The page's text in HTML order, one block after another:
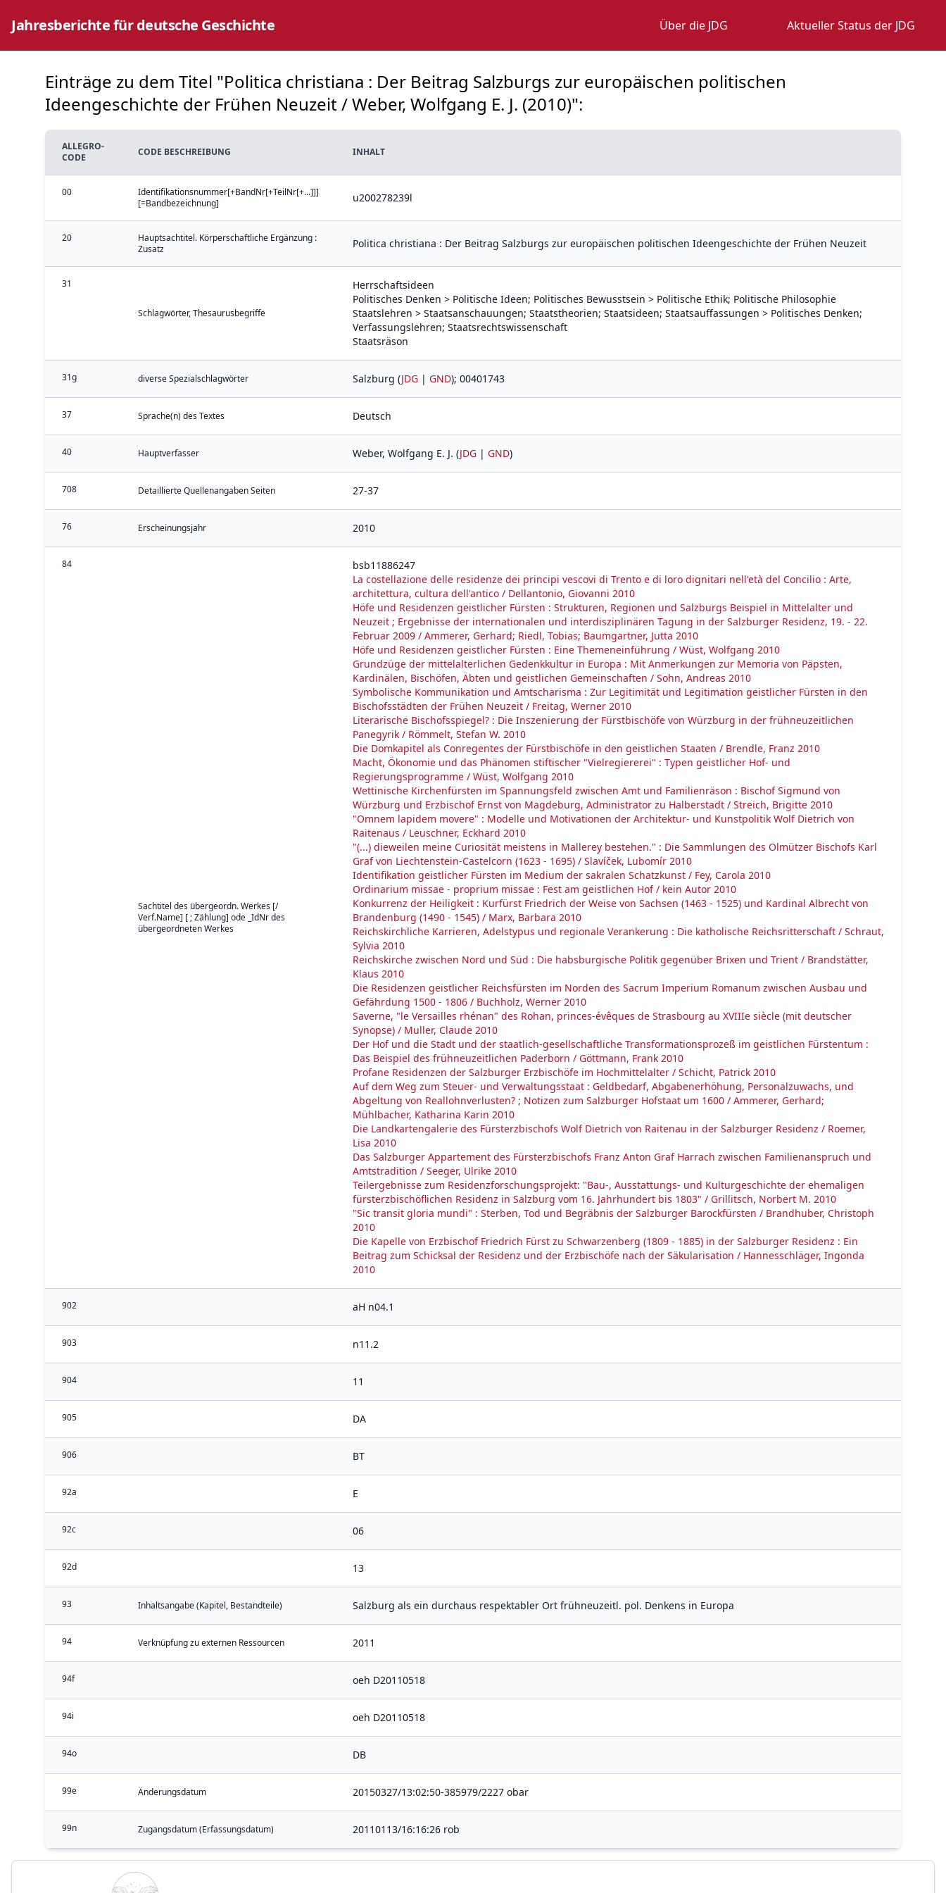
Jahresberichte für deutsche Geschichte Über die JDG Aktueller Status der JDG
Einträge zu dem Titel "Politica christiana : Der Beitrag Salzburgs zur europäischen politischen
Ideengeschichte der Frühen Neuzeit / Weber, Wolfgang E. J. (2010)":
ALLEGRO-
CODE
CODE BESCHREIBUNG INHALT
00
Identifikationsnummer[+BandNr[+TeilNr[+...]]]
[=Bandbezeichnung]
u200278239l
20
Hauptsachtitel. Körperschaftliche Ergänzung :
Zusatz
Politica christiana : Der Beitrag Salzburgs zur europäischen politischen Ideengeschichte der Frühen Neuzeit
31
Schlagwörter, Thesaurusbegriffe
Herrschaftsideen
Politisches Denken > Politische Ideen; Politisches Bewusstsein > Politische Ethik; Politische Philosophie
Staatslehren > Staatsanschauungen; Staatstheorien; Staatsideen; Staatsauffassungen > Politisches Denken;
Verfassungslehren; Staatsrechtswissenschaft
Staatsräson
31g diverse Spezialschlagwörter Salzburg (JDG | GND); 00401743
37 Sprache(n) des Textes Deutsch
40 Hauptverfasser Weber, Wolfgang E. J. (JDG | GND)
708 Detaillierte Quellenangaben Seiten 27-37
76 Erscheinungsjahr 2010
84
Sachtitel des übergeordn. Werkes [/
Verf.Name] [ ; Zählung] ode _IdNr des
übergeordneten Werkes
bsb11886247
La costellazione delle residenze dei principi vescovi di Trento e di loro dignitari nell'età del Concilio : Arte,
architettura, cultura dell'antico / Dellantonio, Giovanni 2010
Höfe und Residenzen geistlicher Fürsten : Strukturen, Regionen und Salzburgs Beispiel in Mittelalter und
Neuzeit ; Ergebnisse der internationalen und interdisziplinären Tagung in der Salzburger Residenz, 19. - 22.
Februar 2009 / Ammerer, Gerhard; Riedl, Tobias; Baumgartner, Jutta 2010
Höfe und Residenzen geistlicher Fürsten : Eine Themeneinführung / Wüst, Wolfgang 2010
Grundzüge der mittelalterlichen Gedenkkultur in Europa : Mit Anmerkungen zur Memoria von Päpsten,
Kardinälen, Bischöfen, Äbten und geistlichen Gemeinschaften / Sohn, Andreas 2010
Symbolische Kommunikation und Amtscharisma : Zur Legitimität und Legitimation geistlicher Fürsten in den
Bischofsstädten der Frühen Neuzeit / Freitag, Werner 2010
Literarische Bischofsspiegel? : Die Inszenierung der Fürstbischöfe von Würzburg in der frühneuzeitlichen
Panegyrik / Römmelt, Stefan W. 2010
Die Domkapitel als Conregentes der Fürstbischöfe in den geistlichen Staaten / Brendle, Franz 2010
Macht, Ökonomie und das Phänomen stiftischer "Vielregiererei" : Typen geistlicher Hof- und
Regierungsprogramme / Wüst, Wolfgang 2010
Wettinische Kirchenfürsten im Spannungsfeld zwischen Amt und Familienräson : Bischof Sigmund von
Würzburg und Erzbischof Ernst von Magdeburg, Administrator zu Halberstadt / Streich, Brigitte 2010
"Omnem lapidem movere" : Modelle und Motivationen der Architektur- und Kunstpolitik Wolf Dietrich von
Raitenaus / Leuschner, Eckhard 2010
"(...) dieweilen meine Curiosität meistens in Mallerey bestehen." : Die Sammlungen des Olmützer Bischofs Karl
Graf von Liechtenstein-Castelcorn (1623 - 1695) / Slavíček, Lubomír 2010
Identifikation geistlicher Fürsten im Medium der sakralen Schatzkunst / Fey, Carola 2010
Ordinarium missae - proprium missae : Fest am geistlichen Hof / kein Autor 2010
Konkurrenz der Heiligkeit : Kurfürst Friedrich der Weise von Sachsen (1463 - 1525) und Kardinal Albrecht von
Brandenburg (1490 - 1545) / Marx, Barbara 2010
Reichskirchliche Karrieren, Adelstypus und regionale Verankerung : Die katholische Reichsritterschaft / Schraut,
Sylvia 2010
Reichskirche zwischen Nord und Süd : Die habsburgische Politik gegenüber Brixen und Trient / Brandstätter,
Klaus 2010
Die Residenzen geistlicher Reichsfürsten im Norden des Sacrum Imperium Romanum zwischen Ausbau und
Gefährdung 1500 - 1806 / Buchholz, Werner 2010
Saverne, "le Versailles rhénan" des Rohan, princes-évêques de Strasbourg au XVIIIe siècle (mit deutscher
Synopse) / Muller, Claude 2010
Der Hof und die Stadt und der staatlich-gesellschaftliche Transformationsprozeß im geistlichen Fürstentum :
Das Beispiel des frühneuzeitlichen Paderborn / Göttmann, Frank 2010
Profane Residenzen der Salzburger Erzbischöfe im Hochmittelalter / Schicht, Patrick 2010
Auf dem Weg zum Steuer- und Verwaltungsstaat : Geldbedarf, Abgabenerhöhung, Personalzuwachs, und
Abgeltung von Reallohnverlusten? ; Notizen zum Salzburger Hofstaat um 1600 / Ammerer, Gerhard;
Mühlbacher, Katharina Karin 2010
Die Landkartengalerie des Fürsterzbischofs Wolf Dietrich von Raitenau in der Salzburger Residenz / Roemer,
Lisa 2010
Das Salzburger Appartement des Fürsterzbischofs Franz Anton Graf Harrach zwischen Familienanspruch und
Amtstradition / Seeger, Ulrike 2010
Teilergebnisse zum Residenzforschungsprojekt: "Bau-, Ausstattungs- und Kulturgeschichte der ehemaligen
fürsterzbischöflichen Residenz in Salzburg vom 16. Jahrhundert bis 1803" / Grillitsch, Norbert M. 2010
"Sic transit gloria mundi" : Sterben, Tod und Begräbnis der Salzburger Barockfürsten / Brandhuber, Christoph
2010
Die Kapelle von Erzbischof Friedrich Fürst zu Schwarzenberg (1809 - 1885) in der Salzburger Residenz : Ein
Beitrag zum Schicksal der Residenz und der Erzbischöfe nach der Säkularisation / Hannesschläger, Ingonda
2010
902 aH n04.1
903 n11.2
904 11
905 DA
906 BT
92a E
92c 06
92d 13
93 Inhaltsangabe (Kapitel, Bestandteile) Salzburg als ein durchaus respektabler Ort frühneuzeitl. pol. Denkens in Europa
94 Verknüpfung zu externen Ressourcen 2011
94f oeh D20110518
94i oeh D20110518
94o DB
99e Änderungsdatum 20150327/13:02:50-385979/2227 obar
99n Zugangsdatum (Erfassungsdatum) 20110113/16:16:26 rob